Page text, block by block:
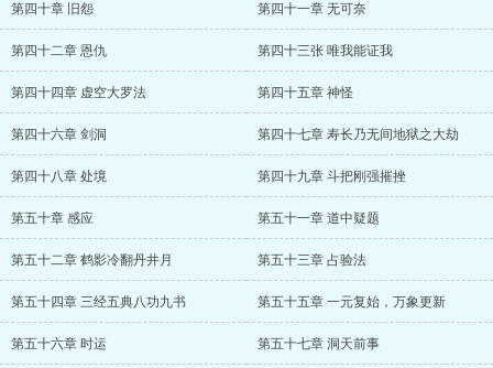
第四十章 旧怨 第四十一章 无可奈
第四十二章 恩仇 第四十三张 唯我能证我
第四十四章 虚空大罗法 第四十五章 神怪
第四十六章 剑洞 第四十七章 寿长乃无间地狱之大劫
第四十八章 处境 第四十九章 斗把刚强摧挫
第五十章 感应 第五十一章 道中疑题
第五十二章 鹤影冷翻丹井月 第五十三章 占验法
第五十四章 三经五典八功九书 第五十五章 一元复始，万象更新
第五十六章 时运 第五十七章 洞天前事